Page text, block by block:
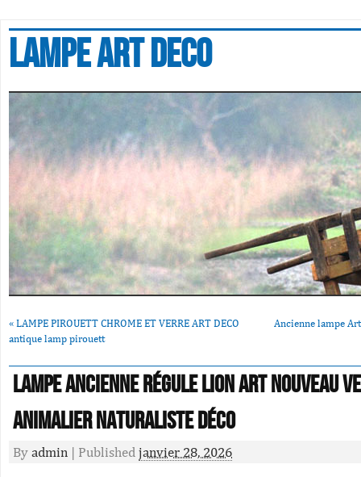
Lampe art deco
« LAMPE PIROUETT CHROME ET VERRE ART DECO
antique lamp pirouett
Ancienne lampe
Lampe ancienne régule lion Art Nouveau
animalier naturaliste déco
By admin | Published janvier 28, 2026